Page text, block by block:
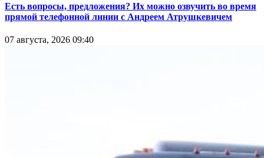
Есть вопросы, предложения? Их можно озвучить во время
прямой телефонной линии с Андреем Атрушкевичем
07 августа, 2026 09:40